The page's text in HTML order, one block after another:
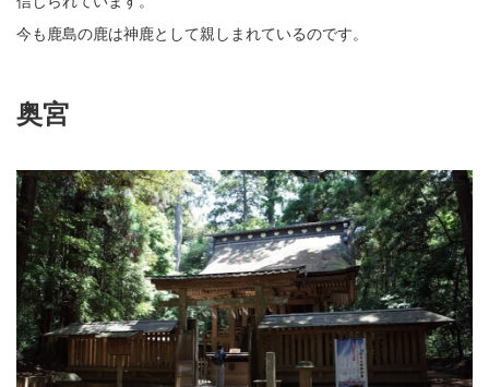
今も鹿島の鹿は神鹿として親しまれているのです。
奥宮